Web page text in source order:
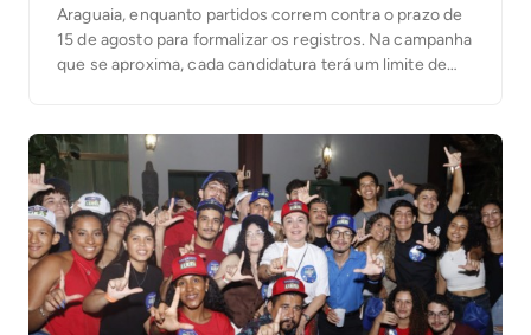
Araguaia, enquanto partidos correm contra o prazo de
15 de agosto para formalizar os registros. Na campanha
que se aproxima, cada candidatura terá um limite de
e seis candidaturas anunciadas ao governo do […]